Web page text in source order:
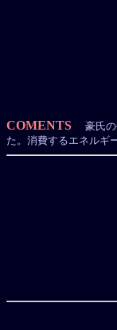
COMENTS
豪氏の
た。消費するエネルギ